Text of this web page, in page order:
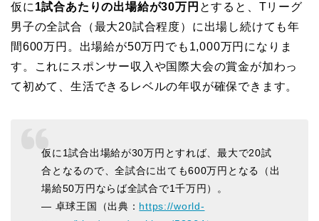
仮に1試合あたりの出場給が30万円 とすると、Tリーグ
男子の全試合（最大20試合程度）に出場し続けても年
間600万円。出場給が50万円でも1,000万円になりま
す。これにスポンサー収入や国際大会の賞金が加わっ
て初めて、生活できるレベルの年収が確保できます。
仮に1試合出場給が30万円とすれば、最大で20試
合となるので、全試合に出ても600万円となる（出
場給50万円ならば全試合で1千万円）。
— 卓球王国（出典： https://world-